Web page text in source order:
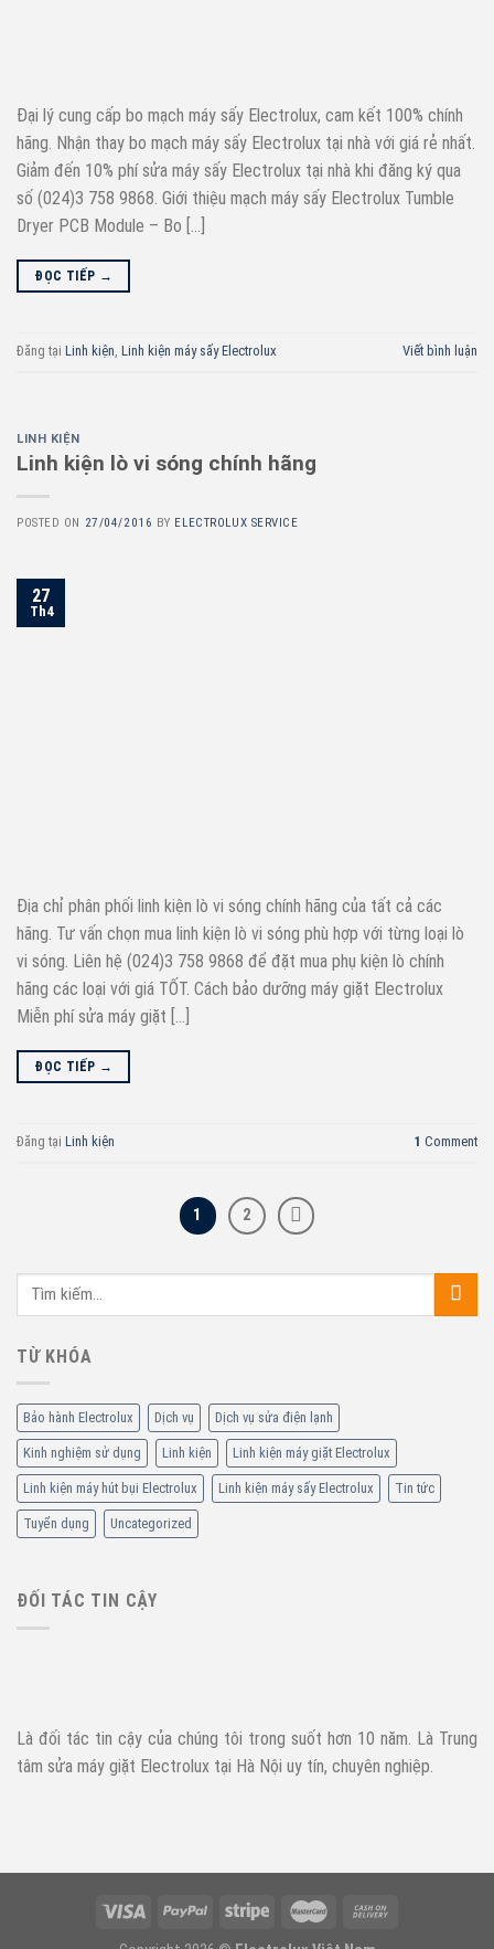
Đại lý cung cấp bo mạch máy sấy Electrolux, cam kết 100% chính
hãng. Nhận thay bo mạch máy sấy Electrolux tại nhà với giá rẻ nhất.
Giảm đến 10% phí sửa máy sấy Electrolux tại nhà khi đăng ký qua
số (024)3 758 9868. Giới thiệu mạch máy sấy Electrolux Tumble
Dryer PCB Module – Bo […]
ĐỌC TIẾP →
Đăng tại Linh kiện, Linh kiện máy sấy Electrolux Viết bình luận
LINH KIỆN
Linh kiện lò vi sóng chính hãng
POSTED ON 27/04/2016 BY ELECTROLUX SERVICE
27
Th4
Địa chỉ phân phối linh kiện lò vi sóng chính hãng của tất cả các
hãng. Tư vấn chọn mua linh kiện lò vi sóng phù hợp với từng loại lò
vi sóng. Liên hệ (024)3 758 9868 để đặt mua phụ kiện lò chính
hãng các loại với giá TỐT. Cách bảo dưỡng máy giặt Electrolux
Miễn phí sửa máy giặt […]
ĐỌC TIẾP →
Đăng tại Linh kiện 1 Comment
1 2
TỪ KHÓA
Bảo hành Electrolux Dịch vụ Dịch vụ sửa điện lạnh
Kinh nghiệm sử dụng Linh kiện Linh kiện máy giặt Electrolux
Linh kiện máy hút bụi Electrolux Linh kiện máy sấy Electrolux Tin tức
Tuyển dụng Uncategorized
ĐỐI TÁC TIN CẬY
Là đối tác tin cậy của chúng tôi trong suốt hơn 10 năm. Là Trung
tâm sửa máy giặt Electrolux tại Hà Nội uy tín, chuyên nghiệp.